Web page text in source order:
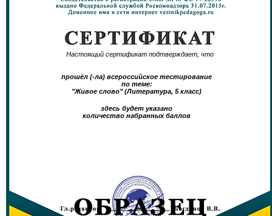
Настоящий сертификат подтверждает, что
прошёл (-ла) всероссийское тестирование
по теме:
"Живое слово" (Литература, 5 класс)
здесь будет указано
количество набранных баллов